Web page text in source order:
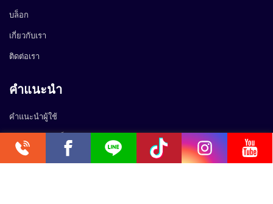
บล็อก
เกี่ยวกับเรา
ติดต่อเรา
คำแนะนำ
คำแนะนำผู้ใช้
0.090814s